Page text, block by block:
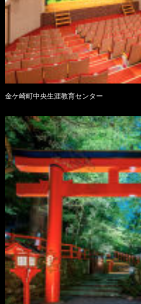
金ケ崎町中央生涯教育センター